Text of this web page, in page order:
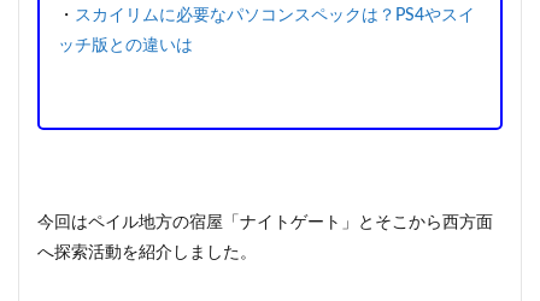
・ スカイリムに必要なパソコンスペックは？PS4やスイ
ッチ版との違いは
今回はペイル地方の宿屋「ナイトゲート」とそこから西方面
へ探索活動を紹介しました。